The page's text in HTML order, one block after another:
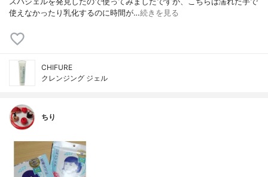
使えなかったり乳化するのに時間が…続きを見る
CHIFURE
クレンジング ジェル
ちり